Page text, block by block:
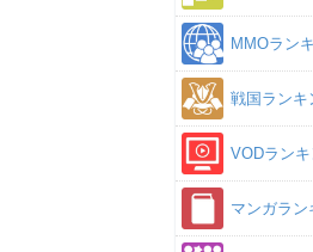
MMOラン
戦国ランキ
VODラン
マンガラン